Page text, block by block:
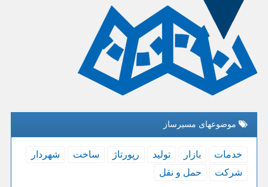
موضوعهای مسیرساز
خدمات بازار تولید رپورتاژ ساخت
شهردار
شركت
حمل و نقل